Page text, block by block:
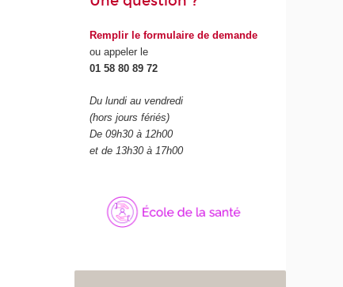
Remplir le formulaire de demande
ou appeler le
01 58 80 89 72
Du lundi au vendredi
(hors jours fériés)
De 09h30 à 12h00
et de 13h30 à 17h00